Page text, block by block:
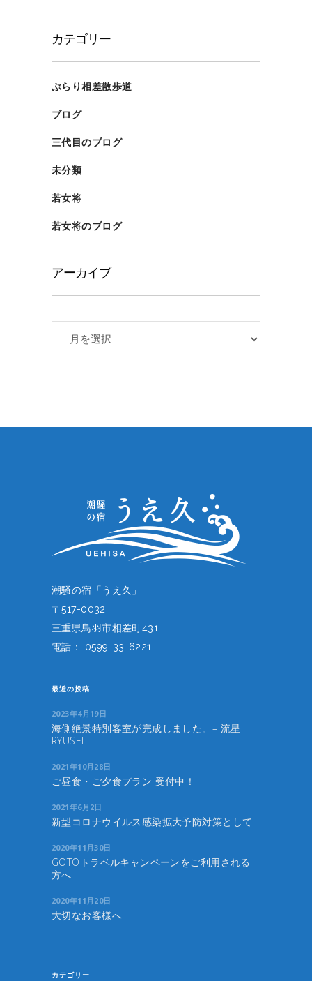
カテゴリー
ぶらり相差散歩道
ブログ
三代目のブログ
未分類
若女将
若女将のブログ
アーカイブ
潮騒の宿「うえ久」
〒517-0032
三重県鳥羽市相差町431
電話： 0599-33-6221
最近の投稿
2023年4月19日
海側絶景特別客室が完成しました。– 流星
RYUSEI –
2021年10月28日
ご昼食・ご夕食プラン 受付中！
2021年6月2日
新型コロナウイルス感染拡大予防対策として
2020年11月30日
GOTOトラベルキャンペーンをご利用される
方へ
2020年11月20日
大切なお客様へ
カテゴリー